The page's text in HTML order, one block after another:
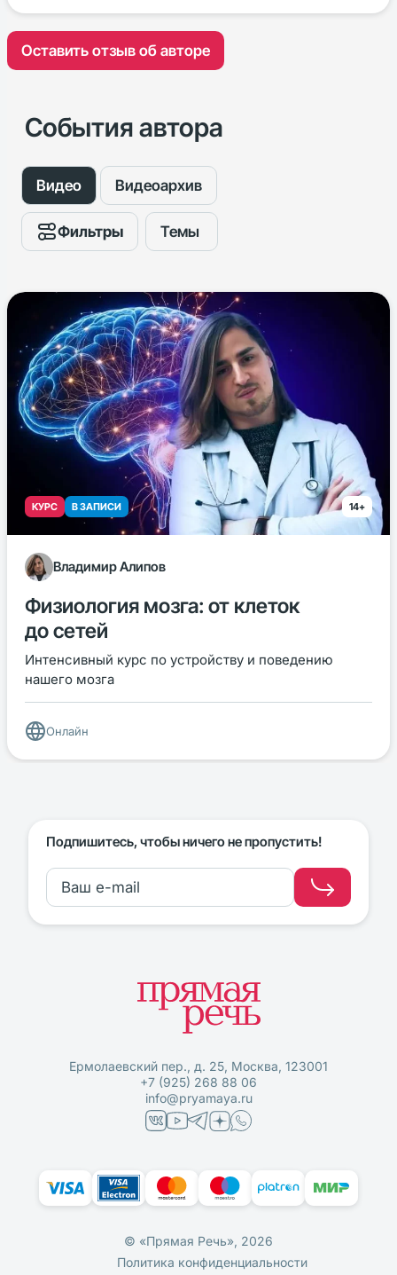
Оставить отзыв об авторе
События автора
Видео Видеоархив
Фильтры Темы
КУРС В ЗАПИСИ 14+
Владимир Алипов
Физиология мозга: от клеток
до сетей
Интенсивный курс по устройству и поведению
нашего мозга
Онлайн
Подпишитесь, чтобы ничего не пропустить!
Ермолаевский пер., д. 25, Москва, 123001
+7 (925) 268 88 06
info@pryamaya.ru
© «Прямая Речь», 2026
Политика конфиденциальности